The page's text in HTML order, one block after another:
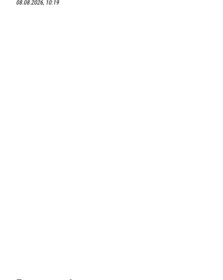
08.08.2026, 10:19